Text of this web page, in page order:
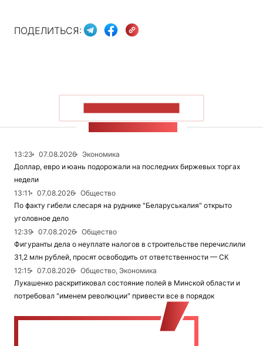
ПОДЕЛИТЬСЯ:
13:23 07.08.2026
Экономика
Доллар, евро и юань подорожали на последних биржевых торгах
недели
13:11
07.08.2026
Общество
По факту гибели слесаря на руднике "Беларуськалия" открыто
уголовное дело
12:39
07.08.2026
Общество
Фигуранты дела о неуплате налогов в строительстве перечислили
31,2 млн рублей, просят освободить от ответственности — СК
12:15
07.08.2026
Общество, Экономика
Лукашенко раскритиковал состояние полей в Минской области и
потребовал "именем революции" привести все в порядок